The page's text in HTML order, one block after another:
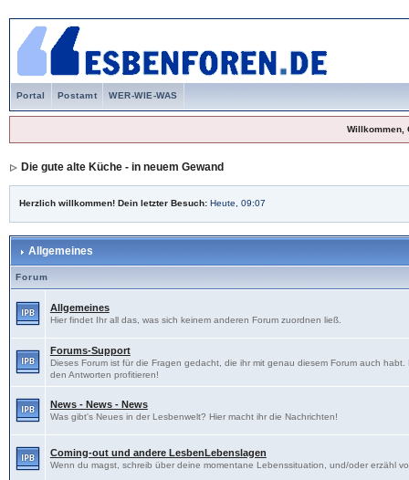
Portal Postamt WER-WIE-WAS
Willkommen,
Die gute alte Küche - in neuem Gewand
Herzlich willkommen! Dein letzter Besuch: Heute, 09:07
Allgemeines
Forum
Allgemeines
Hier findet Ihr all das, was sich keinem anderen Forum zuordnen ließ.
Forums-Support
Dieses Forum ist für die Fragen gedacht, die ihr mit genau diesem Forum auch
den Antworten profitieren!
News - News - News
Was gibt's Neues in der Lesbenwelt? Hier macht ihr die Nachrichten!
Coming-out und andere LesbenLebenslagen
Wenn du magst, schreib über deine momentane Lebenssituation, und/oder erzähl